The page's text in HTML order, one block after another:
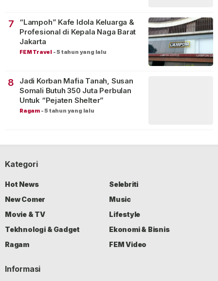
7
“Lampoh” Kafe Idola Keluarga &
Profesional di Kepala Naga Barat
Jakarta
FEM Travel -5 tahun yang lalu
8
Jadi Korban Mafia Tanah, Susan
Somali Butuh 350 Juta Perbulan
Untuk “Pejaten Shelter”
Ragam -5 tahun yang lalu
Kategori
Hot News
Selebriti
New Comer
Music
Movie & TV
Lifestyle
Tekhnologi & Gadget
Ekonomi & Bisnis
Ragam
FEM Video
Informasi